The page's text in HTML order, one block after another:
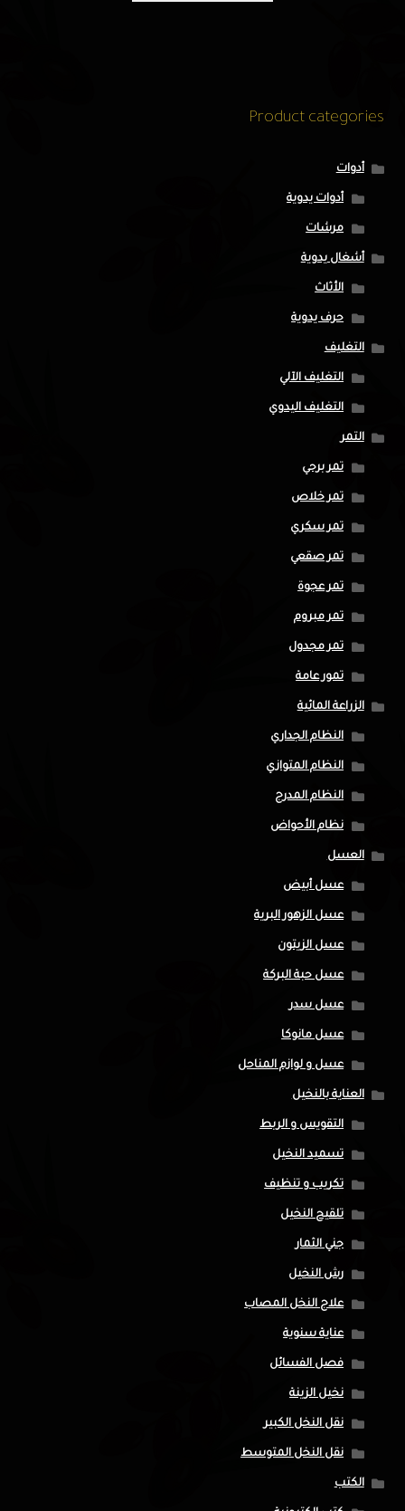
Product categories
أدوات
أدوات يدوية
مرشات
أشغال يدوية
الأثاث
حرف يدوية
التغليف
التغليف الآلي
التغليف اليدوي
التمر
تمر برحي
تمر خلاص
تمر سكري
تمر صقعي
تمر عجوة
تمر مبروم
تمر مجدول
تمور عامة
الزراعة المائية
النظام الجداري
النظام المتوازي
النظام المدرج
نظام الأحواض
العسل
عسل أبيض
عسل الزهور البرية
عسل الزيتون
عسل حبة البركة
عسل سدر
عسل مانوكا
عسل و لوازم المناحل
العناية بالنخيل
التقويس و الربط
تسميد النخيل
تكريب و تنظيف
تلقيح النخيل
جني الثمار
رش النخيل
علاج النخل المصاب
عناية سنوية
فصل الفسائل
نخيل الزينة
نقل النخل الكبير
نقل النخل المتوسط
الكتب